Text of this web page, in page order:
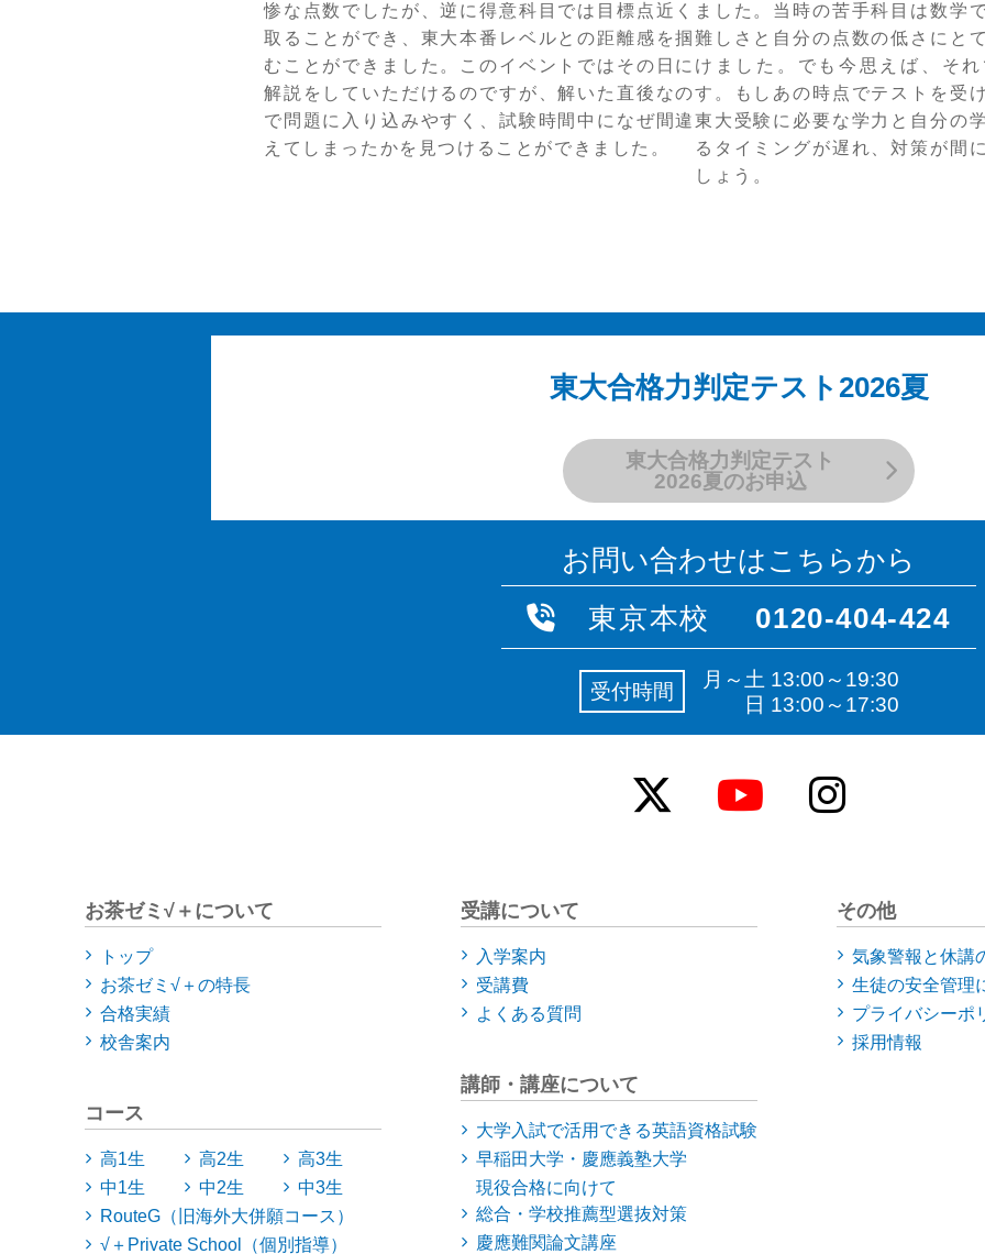
惨な点数でしたが、逆に得意科目では目標点近く
取ることができ、東大本番レベルとの距離感を掴
むことができました。このイベントではその日に
解説をしていただけるのですが、解いた直後なの
で問題に入り込みやすく、試験時間中になぜ間違
えてしまったかを見つけることができました。
ました。当時の苦手科目は数学
難しさと自分の点数の低さにと
けました。でも今思えば、そ
す。もしあの時点でテストを受
東大受験に必要な学力と自分の
るタイミングが遅れ、対策が間
しょう。
東大合格力判定テスト2026夏
東大合格力判定テスト
2026夏のお申込
お問い合わせはこちらから
東京本校
0120-404-424
受付時間
月～土 13:00～19:30
日 13:00～17:30
お茶ゼミ√＋について
トップ
お茶ゼミ√＋の特長
合格実績
校舎案内
コース
高1生 高2生
高3生
中1生
中2生
中3生
RouteG（旧海外大併願コース）
√＋Private School（個別指導）
受講について
入学案内
受講費
よくある質問
講師・講座について
大学入試で活用できる英語資格試験
早稲田大学・慶應義塾大学
現役合格に向けて
総合・学校推薦型選抜対策
慶應難関論文講座
その他
気象警報と休講
生徒の安全管理
プライバシーポ
採用情報